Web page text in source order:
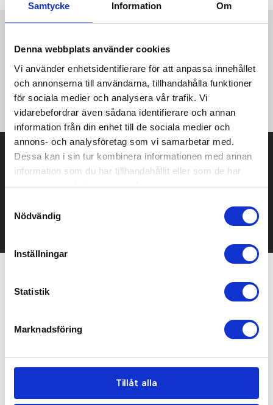
Samtycke Information Om
Denna webbplats använder cookies
Vi använder enhetsidentifierare för att anpassa innehållet
och annonserna till användarna, tillhandahålla funktioner
för sociala medier och analysera vår trafik. Vi
vidarebefordrar även sådana identifierare och annan
information från din enhet till de sociala medier och
annons- och analysföretag som vi samarbetar med.
Dessa kan i sin tur kombinera informationen med annan
information som du har tillhandahållit eller som de har
samlat in när du har använt deras tjänster.
Nödvändig
Inställningar
Statistik
Marknadsföring
Tillåt alla
·140 g/m² ·98% Cotton, 2% Elastane ·Regular pointed shirt
collar ·Shaped fit ·Modern-shaped cuffs ·Back yoke ·Curved
hem ·Ascolite button wrapping.
Prisuppgift på mailen?
mailen.
Relaterade produkter